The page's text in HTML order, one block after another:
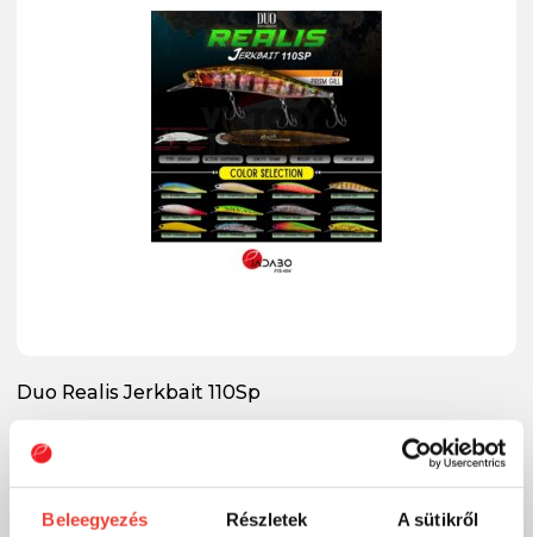
Beleegyezés Részletek A sütikről
Duo Realis Jerkbait 110Sp
14 változat
Raktáron
6 150 Ft